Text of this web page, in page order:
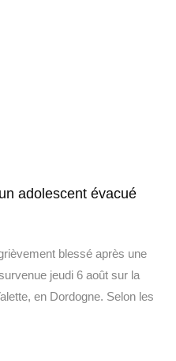
adolescent évacué
blessé après une
jeudi 6 août sur la
en Dordogne. Selon les